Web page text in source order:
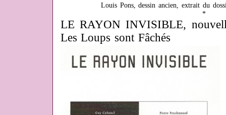
Louis Pons, dessin ancien, extrait du
*
LE RAYON INVISIBLE,
Les Loups sont Fâchés